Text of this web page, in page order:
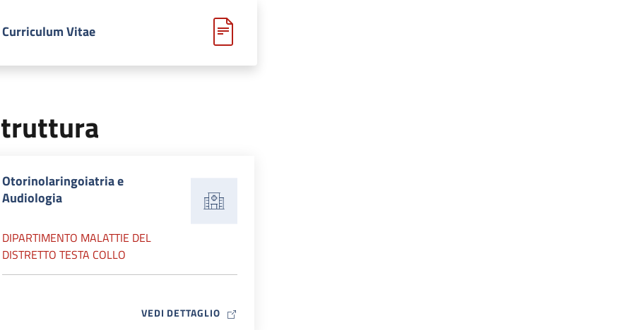
Curriculum Vitae
Otorinolaringoiatria e
Audiologia
DIPARTIMENTO MALATTIE DEL
DISTRETTO TESTA COLLO
VEDI DETTAGLIOMAP ICON